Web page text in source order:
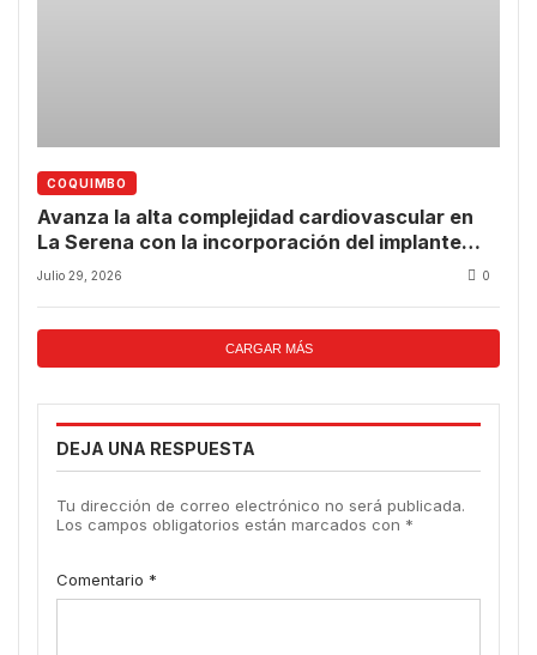
COQUIMBO
Avanza la alta complejidad cardiovascular en
La Serena con la incorporación del implante
valvular transcatéter
Julio 29, 2026 0
CARGAR MÁS
DEJA UNA RESPUESTA
Tu dirección de correo electrónico no será publicada.
Los campos obligatorios están marcados con *
Comentario *